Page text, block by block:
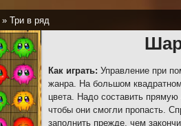
» Три в ряд
Как играть: Управление при
жанра. На большом
цвета. Надо составить
чтобы они смогли пропасть.
заполнить прежде, чем